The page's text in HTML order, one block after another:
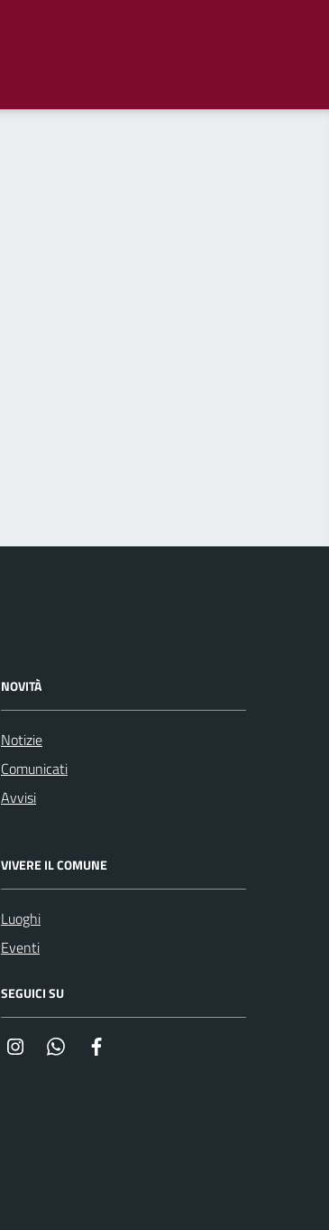
NOVITÀ
Notizie
Comunicati
Avvisi
VIVERE IL COMUNE
Luoghi
Eventi
SEGUICI SU
InstagramWhatsapp